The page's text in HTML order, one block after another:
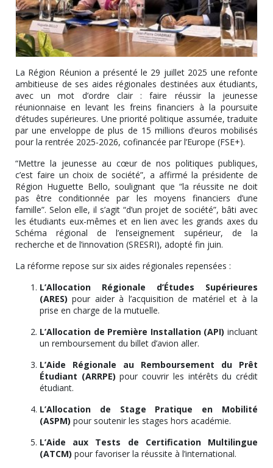
La Région Réunion a présenté le 29 juillet 2025 une refonte
ambitieuse de ses aides régionales destinées aux étudiants,
avec un mot d’ordre clair : faire réussir la jeunesse
réunionnaise en levant les freins financiers à la poursuite
d’études supérieures. Une priorité politique assumée, traduite
par une enveloppe de plus de 15 millions d’euros mobilisés
pour la rentrée 2025-2026, cofinancée par l’Europe (FSE+).
“Mettre la jeunesse au cœur de nos politiques publiques,
c’est faire un choix de société”, a affirmé la présidente de
Région Huguette Bello, soulignant que “la réussite ne doit
pas être conditionnée par les moyens financiers d’une
famille”. Selon elle, il s’agit “d’un projet de société”, bâti avec
les étudiants eux-mêmes et en lien avec les grands axes du
Schéma régional de l’enseignement supérieur, de la
recherche et de l’innovation (SRESRI), adopté fin juin.
La réforme repose sur six aides régionales repensées :
L’Allocation Régionale d’Études Supérieures
(ARES)pour aider à l’acquisition de matériel et à la
prise en charge de la mutuelle.
L’Allocation de Première Installation (API) incluant
un remboursement du billet d’avion aller.
L’Aide Régionale au Remboursement du Prêt
Étudiant (ARRPE) pour couvrir les intérêts du crédit
étudiant.
L’Allocation de Stage Pratique en Mobilité
(ASPM) pour soutenir les stages hors académie.
L’Aide aux Tests de Certification Multilingue
(ATCM) pour favoriser la réussite à l’international.